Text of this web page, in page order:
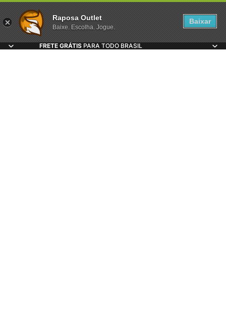
FRETE GRÁTIS PARA TODO BRASIL
Raposa Outlet
Baixe. Escolha. Jogue.
Baixar